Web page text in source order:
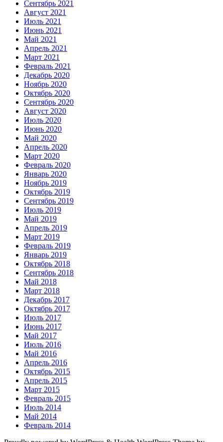
Сентябрь 2021
Август 2021
Июль 2021
Июнь 2021
Май 2021
Апрель 2021
Март 2021
Февраль 2021
Декабрь 2020
Ноябрь 2020
Октябрь 2020
Сентябрь 2020
Август 2020
Июль 2020
Июнь 2020
Май 2020
Апрель 2020
Март 2020
Февраль 2020
Январь 2020
Ноябрь 2019
Октябрь 2019
Сентябрь 2019
Июль 2019
Май 2019
Апрель 2019
Март 2019
Февраль 2019
Январь 2019
Октябрь 2018
Сентябрь 2018
Май 2018
Март 2018
Декабрь 2017
Октябрь 2017
Июль 2017
Июнь 2017
Май 2017
Июль 2016
Май 2016
Апрель 2016
Октябрь 2015
Апрель 2015
Март 2015
Февраль 2015
Июль 2014
Май 2014
Февраль 2014